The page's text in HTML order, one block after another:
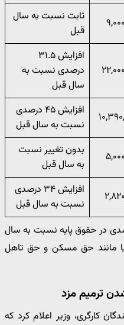
ثابت نسبت به سال
قبل
افزایش ۳۱.۵
درصدی نسبت به
سال قبل
افزایش ۴۵ درصدی
نسبت به سال قبل
بدون تغییر نسبت
به سال قبل
افزایش ۳۴ درصدی
نسبت به سال قبل
نشان‌دهنده افزایش ۴۵ درصدی در حقوق پایه نسبت به سال
مانند حق مسکن و حق تاهل
ترمیم مزد
کارگری، وزیر اعلام کرد که